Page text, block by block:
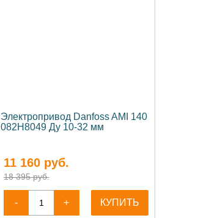
Электропривод Danfoss AMI 140
082H8049 Ду 10-32 мм
11 160руб.
18 395 руб.
- + КУПИТЬ